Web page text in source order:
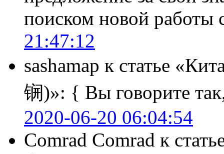
поиском новой
21:47:12
sashamap к статье
锎)»: { Вы говорите
2020-06-20 06:04:54
Comrad Comrad к